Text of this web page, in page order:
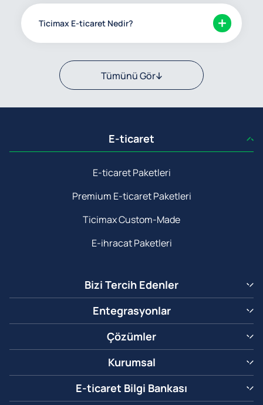
Ticimax E-ticaret Nedir?
Tümünü Gör
E-ticaret
E-ticaret Paketleri
Premium E-ticaret Paketleri
Ticimax Custom-Made
E-ihracat Paketleri
Bizi Tercih Edenler
Entegrasyonlar
Çözümler
Kurumsal
E-ticaret Bilgi Bankası